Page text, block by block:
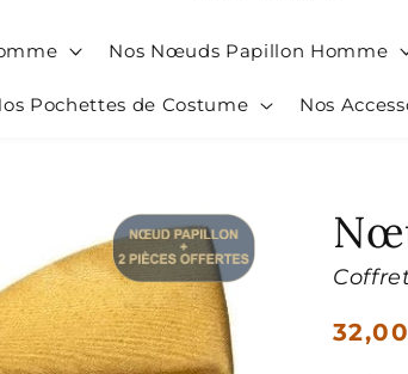
Nos Nœuds Papillon Homme
Pochettes de Costume Nos
Prix